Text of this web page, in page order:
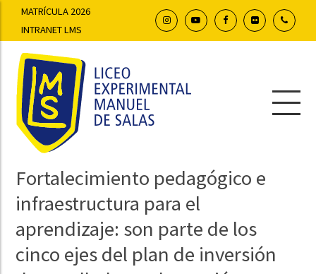
MATRÍCULA 2026
INTRANET LMS
Fortalecimiento pedagógico e
infraestructura para el
aprendizaje: son parte de los
cinco ejes del plan de inversión